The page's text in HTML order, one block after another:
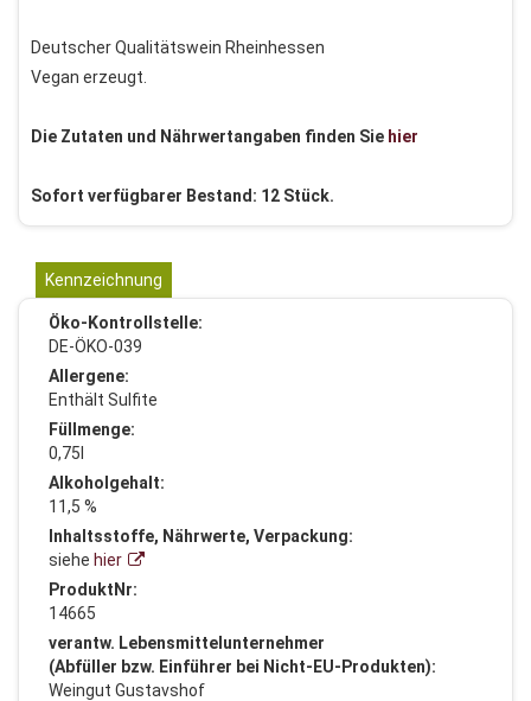
Deutscher Qualitätswein Rheinhessen
Vegan erzeugt.
Die Zutaten und Nährwertangaben finden Sie hier
Sofort verfügbarer Bestand: 12 Stück.
Kennzeichnung
Öko-Kontrollstelle:
DE-ÖKO-039
Allergene:
Enthält Sulfite
Füllmenge:
0,75l
Alkoholgehalt:
11,5 %
Inhaltsstoffe, Nährwerte, Verpackung:
siehe hier
ProduktNr:
14665
verantw. Lebensmittelunternehmer
(Abfüller bzw. Einführer bei Nicht-EU-Produkten):
Weingut Gustavshof